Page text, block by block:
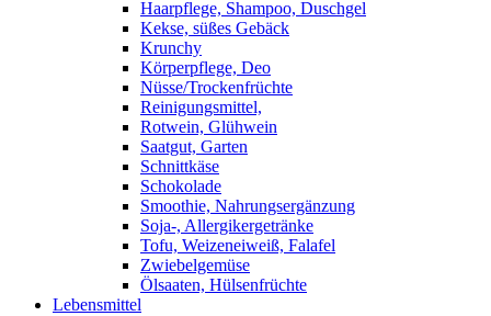
Haarpflege, Shampoo, Duschgel
Kekse, süßes Gebäck
Krunchy
Körperpflege, Deo
Nüsse/Trockenfrüchte
Reinigungsmittel,
Rotwein, Glühwein
Saatgut, Garten
Schnittkäse
Schokolade
Smoothie, Nahrungsergänzung
Soja-, Allergikergetränke
Tofu, Weizeneiweiß, Falafel
Zwiebelgemüse
Ölsaaten, Hülsenfrüchte
Lebensmittel